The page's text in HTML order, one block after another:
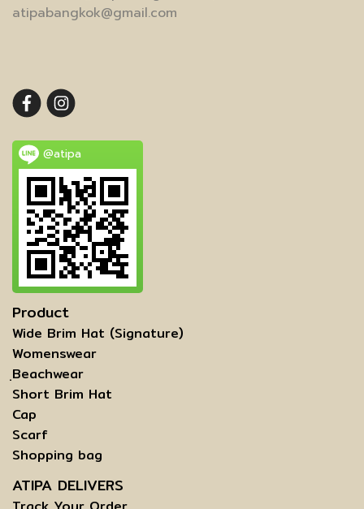
atipabangkok@gmail.com
@atipa
Product
Wide Brim Hat (Signature)
Womenswear
ฺBeachwear
Short Brim Hat
Cap
Scarf
Shopping bag
ATIPA DELIVERS